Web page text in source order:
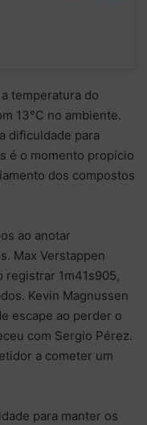
temperatura do
13°C no ambiente.
dificuldade para
é o momento propício
dos compostos
ao anotar
Max Verstappen
registrar 1m41s905,
Kevin Magnussen
escape ao perder o
com Sergio Pérez.
a cometer um
para manter os